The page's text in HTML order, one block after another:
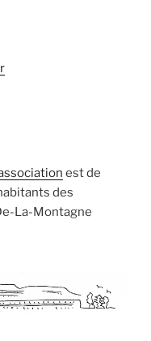
est de
des
La-Montagne